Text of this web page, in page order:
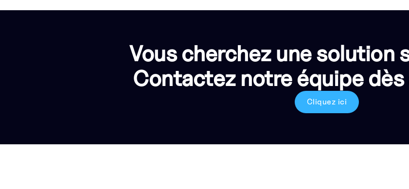
Vous cherchez une solution
Contactez notre équipe
Cliquez ici